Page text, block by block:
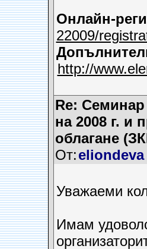
Онлайн-
22009/
http://
Re:
на 2008 г. и
облагане
От:eliondeva
Уважаеми
Имам